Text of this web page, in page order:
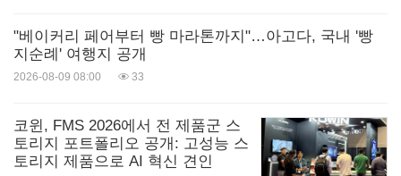
"베이커리 페어부터 빵 마라톤까지"…아고다, 국내 '빵
지순례' 여행지 공개
2026-08-09 08:00 33
코윈, FMS 2026에서 전 제품군 스
토리지 포트폴리오 공개: 고성능 스
토리지 제품으로 AI 혁신 견인